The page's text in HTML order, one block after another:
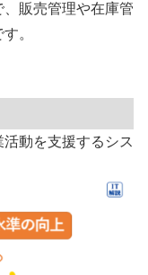
販売管理や在庫管
。
動を支援するシス